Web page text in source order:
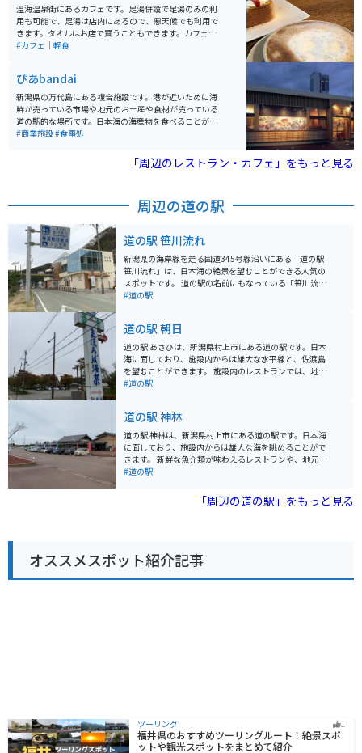
温海温泉街にあるカフェです。足湯併設で足湯のみの利
用も可能で、足湯は店内にあるので、悪天候でも利用で
きます。タオルはお店で買うこともできます。カフェの
隣に地元産の雑貨屋、2階にマッサージ屋さんが入って
#カフェ｜軽食
ぴあbandai
新潟県の万代島にある複合施設です。港が近いために海
鮮が売っている市場や地元のお土産や食材が売っている
道の駅的な場所です。日本海の海産物を食べることがで
きるお店が数店舗あり、なかでも回転寿司弁慶は一番お
食べられる場所です。その他カフェもあり、老若男女楽
#商業施設#食事処
「周辺のレストラン・カフェ」をもっと見る
周辺の道の駅
道の駅 笹川流れ
新潟県の海岸線を走る国道345号線沿いにある「道の駅
笹川流れ」は、日本海の絶景を望むことができる人気の
スポットです。 道の駅の名前にもなっている「笹川流
れ」は、約11kmにわたって続く海岸線のことで、国の
がおすすめです。 道の駅には、新鮮な魚介類が味わえる
レストランや、地元の特産品を販売する売店などがあり
ます。 笹川流れ周辺には、温泉施設も点在しているの
で、ツーリングで疲れた体を癒すのにも最適です。 バイ
クで訪れる際は、道の駅に隣接する駐車場を利用できま
ることもあるので、レインウェアがあると安心です。 周
辺には、景勝地の「眼鏡岩」や「弁天岩」、海水浴場な
ど、見どころがたくさんあります。 特に、夕暮れ時の景
色は美しく、水平線に沈む夕日を眺めることができま
す。 お土産には、笹川流れ産の塩を使った「塩羊羹」
や、新鮮な魚介類を使った加工品がおすすめです。
#道の駅
道の駅 朝日
道の駅 あさひは、新潟県村上市にある道の駅です。日本
海に面しており、施設内からは雄大な水平線と、佐渡島
を望むことができます。 施設内のレストランでは、地元
で獲れた新鮮な魚介類を使った料理が人気です。特に、
鮮な野菜などを購入することができます。 バイクで訪れ
る場合、日本海沿いの国道345号線を走ると、気持ちの
良いシーサイドツーリングを楽しむことができます。道
の駅 あさひは、休憩ポイントとしても最適です。周辺に
は、笹川流れや瀬波温泉など、観光スポットも点在して
#道の駅
道の駅 神林
道の駅 神林は、新潟県村上市にある道の駅です。日本海
に面しており、施設内からは雄大な海を眺めることがで
きます。 新鮮な魚介類が味わえるレストランや、地元の
特産品を販売する直売所が人気です。特に、鮭やいくら
訪れる場合、日本海沿いのシーサイドラインを走行する
と、爽快なツーリングを楽しむことができます。道の駅
る旅を楽しんでみてはいかがでしょうか。
#道の駅
「周辺の道の駅」をもっと見る
オススメスポット紹介記事
ツーリング 1
福井県のおすすめツーリングルート！絶景スポ
ットや観光スポットをまとめて紹介